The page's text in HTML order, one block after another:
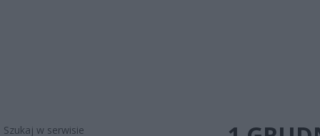
Szukaj w serwisie